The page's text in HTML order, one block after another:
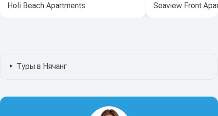
Holi Beach Apartments Seaview Front
Туры в Нячанг